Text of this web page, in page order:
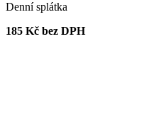
Denní splátka
185 Kč bez DPH